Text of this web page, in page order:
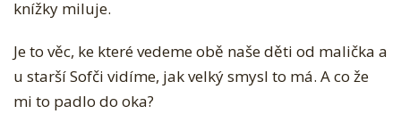
miluje.
Je to věc, ke které vedeme obě naše děti od malička a
u starší Sofči vidíme, jak velký smysl to má. A co že mi
to padlo do oka?